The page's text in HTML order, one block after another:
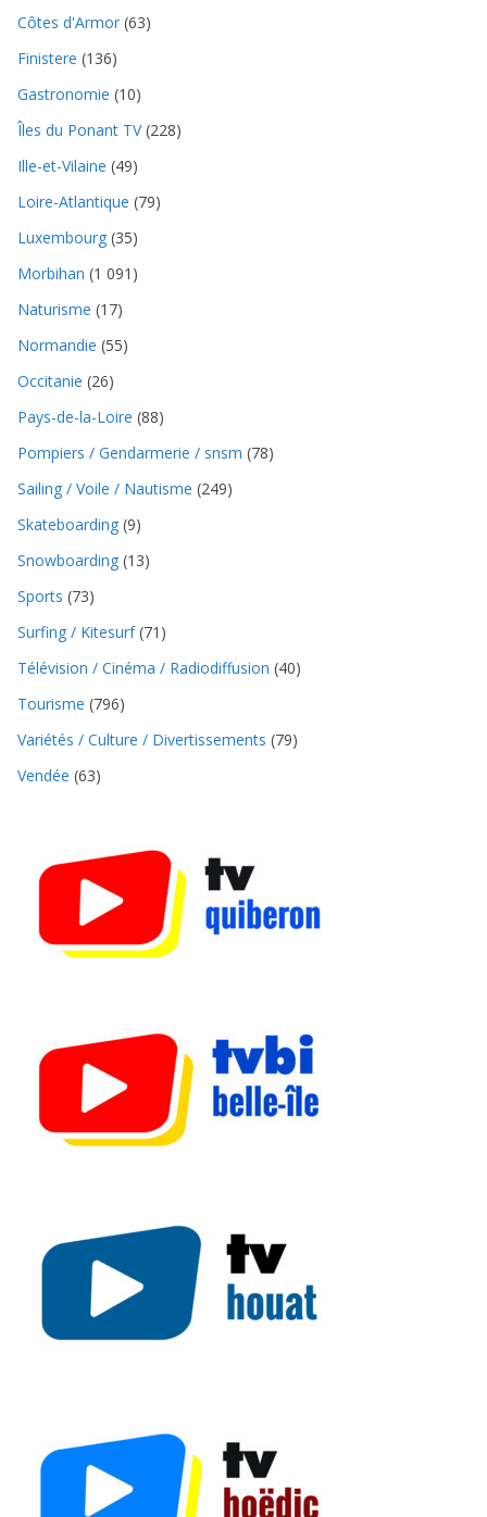
Côtes d'Armor (63)
Finistere (136)
Gastronomie (10)
Îles du Ponant TV(228)
Ille-et-Vilaine (49)
Loire-Atlantique (79)
Luxembourg (35)
Morbihan (1 091)
Naturisme (17)
Normandie (55)
Occitanie (26)
Pays-de-la-Loire (88)
Pompiers / Gendarmerie / snsm (78)
Sailing / Voile / Nautisme (249)
Skateboarding (9)
Snowboarding (13)
Sports (73)
Surfing / Kitesurf(71)
Télévision / Cinéma / Radiodiffusion (40)
Tourisme (796)
Variétés / Culture / Divertissements (79)
Vendée (63)